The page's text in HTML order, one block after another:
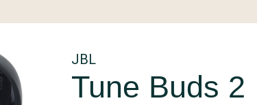
JBL
Tune Buds 2